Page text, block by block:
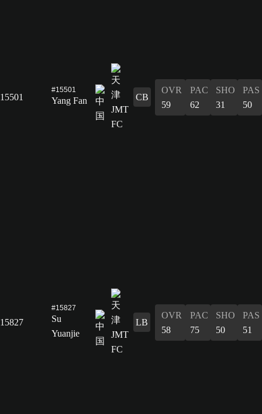
15501
#15501
Yang Fan CB
OVR
59
PAC
62
SHO
31
PAS
50
15827
#15827
Su
Yuanjie
LB
OVR
58
PAC
75
SHO
50
PAS
51